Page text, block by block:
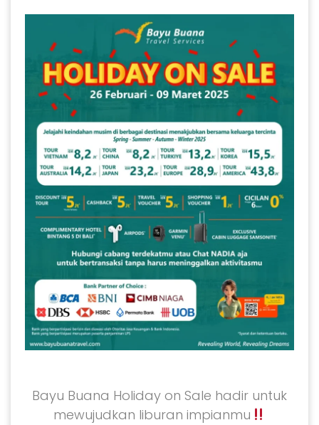
Bayu Buana Holiday on Sale hadir untuk
mewujudkan liburan impianmu